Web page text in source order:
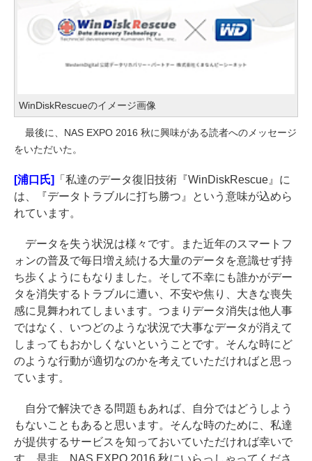
WinDiskRescueのイメージ画像
最後に、NAS EXPO 2016 秋に興味がある読者へのメッセージ
をいただいた。
[浦口氏]
「私達のデータ復旧技術『WinDiskRescue』に
は、『データトラブルに打ち勝つ』という意味が込めら
れています。
データを失う状況は様々です。また近年のスマートフ
ォンの普及で毎日増え続ける大量のデータを意識せず持
ち歩くようにもなりました。そして不幸にも誰かがデー
タを消失するトラブルに遭い、不安や焦り、大きな喪失
感に見舞われてしまいます。つまりデータ消失は他人事
ではなく、いつどのような状況で大事なデータが消えて
しまってもおかしくないということです。そんな時にど
のような行動が適切なのかを考えていただければと思っ
ています。
自分で解決できる問題もあれば、自分ではどうしよう
もないこともあると思います。そんな時のために、私達
が提供するサービスを知っておいていただければ幸いで
す。是非、NAS EXPO 2016 秋にいらっしゃってくださ